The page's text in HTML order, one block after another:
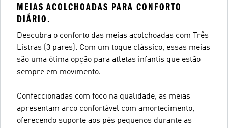
MEIAS ACOLCHOADAS PARA CONFORTO
DIÁRIO.
Descubra o conforto das meias acolchoadas com Três
Listras (3 pares). Com um toque clássico, essas meias
são uma ótima opção para atletas infantis que estão
sempre em movimento.
Confeccionadas com foco na qualidade, as meias
apresentam arco confortável com amortecimento,
oferecendo suporte aos pés pequenos durante as